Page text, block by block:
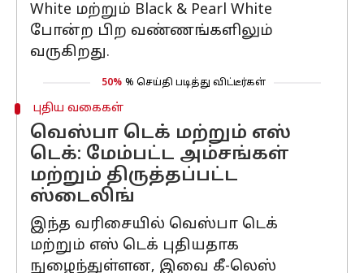
White மற்றும் Black & Pearl White
போன்ற பிற வண்ணங்களிலும்
வருகிறது.
50% % செய்தி படித்து விட்டீர்கள்
புதிய வகைகள்
வெஸ்பா டெக் மற்றும் எஸ்
டெக்: மேம்பட்ட அம்சங்கள்
மற்றும் திருத்தப்பட்ட
ஸ்டைலிங்
இந்த வரிசையில் வெஸ்பா டெக்
மற்றும் எஸ் டெக் புதியதாக
நுழைந்துள்ளன, இவை கீ-லெஸ்